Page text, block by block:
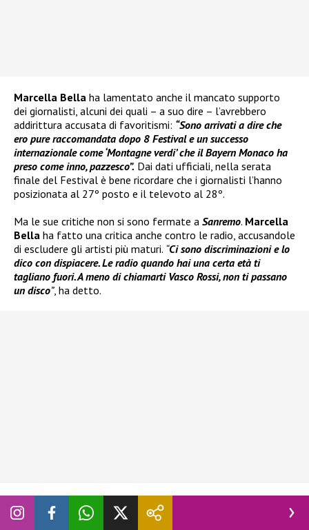
Marcella Bella ha lamentato anche il mancato supporto
dei giornalisti, alcuni dei quali – a suo dire – l’avrebbero
addirittura accusata di favoritismi: “Sono arrivati a dire che
ero pure raccomandata dopo 8 Festival e un successo
internazionale come ‘Montagne verdi’ che il Bayern Monaco ha
preso come inno, pazzesco”. Dai dati ufficiali, nella serata
finale del Festival è bene ricordare che i giornalisti l’hanno
posizionata al 27º posto e il televoto al 28º.
Ma le sue critiche non si sono fermate a Sanremo. Marcella
Bella ha fatto una critica anche contro le radio, accusandole
di escludere gli artisti più maturi. “Ci sono discriminazioni e lo
dico con dispiacere. Le radio quando hai una certa età ti
tagliano fuori. A meno di chiamarti Vasco Rossi, non ti passano
un disco”, ha detto.
A dare un’altra versione della storia, fronte radio, è
intervenuto il giornalista e conduttore radiofonico